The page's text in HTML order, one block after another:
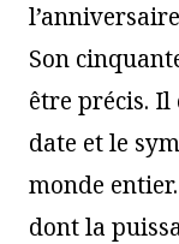
Son
être précis. Il
date et le
monde
dont la